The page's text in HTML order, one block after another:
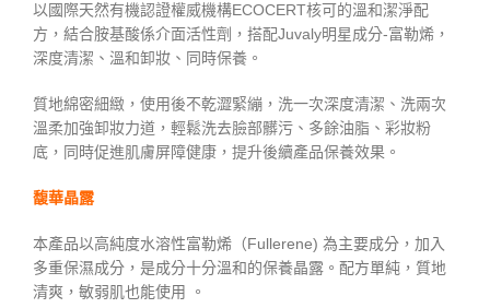
以國際天然有機認證權威機構ECOCERT核可的溫和潔淨配
方，結合胺基酸係介面活性劑，搭配Juvaly明星成分-富勒烯，
深度清潔、溫和卸妝、同時保養。
質地綿密細緻，使用後不乾澀緊繃，洗一次深度清潔、洗兩次
溫柔加強卸妝力道，輕鬆洗去臉部髒污、多餘油脂、彩妝粉
底，同時促進肌膚屏障健康，提升後續產品保養效果。
馥華晶露
本產品以高純度水溶性富勒烯（Fullerene) 為主要成分，加入
多重保濕成分，是成分十分溫和的保養晶露。配方單純，質地
清爽，敏弱肌也能使用 。